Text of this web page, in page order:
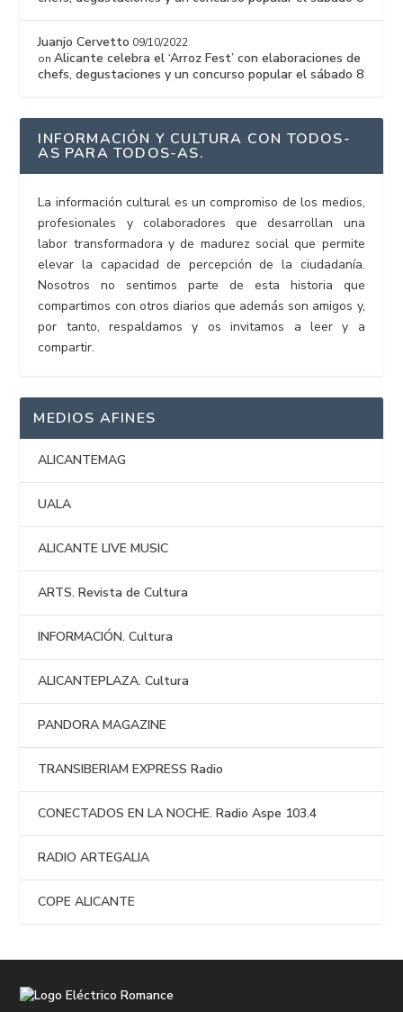
Juanjo Cervetto 09/10/2022
onAlicante celebra el ‘Arroz Fest’ con elaboraciones de
chefs, degustaciones y un concurso popular el sábado 8
INFORMACIÓN Y CULTURA CON TODOS-
AS PARA TODOS-AS.
La información cultural es un compromiso de los medios,
profesionales y colaboradores que desarrollan una
labor transformadora y de madurez social que permite
elevar la capacidad de percepción de la ciudadanía.
Nosotros no sentimos parte de esta historia que
compartimos con otros diarios que además son amigos y,
por tanto, respaldamos y os invitamos a leer y a
compartir.
MEDIOS AFINES
ALICANTEMAG
UALA
ALICANTE LIVE MUSIC
ARTS. Revista de Cultura
INFORMACIÓN. Cultura
ALICANTEPLAZA. Cultura
PANDORA MAGAZINE
TRANSIBERIAM EXPRESS Radio
CONECTADOS EN LA NOCHE. Radio Aspe 103.4
RADIO ARTEGALIA
COPE ALICANTE